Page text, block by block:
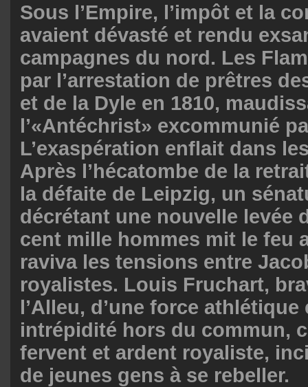
Sous l’Empire, l’impôt et la
avaient dévasté et rendu
campagnes du nord. Les
par l’arrestation de prêtres
et de la Dyle en 1810,
l’«Antéchrist» excommunié
L’exaspération enflait dans
Après l’hécatombe de la
la défaite de Leipzig, un
décrétant une nouvelle levée
cent mille hommes mit le feu
raviva les tensions entre
royalistes. Louis Fruchart,
l’Alleu, d’une force athlétique
intrépidité hors du commun,
fervent et ardent royaliste,
de jeunes gens à se rebeller.